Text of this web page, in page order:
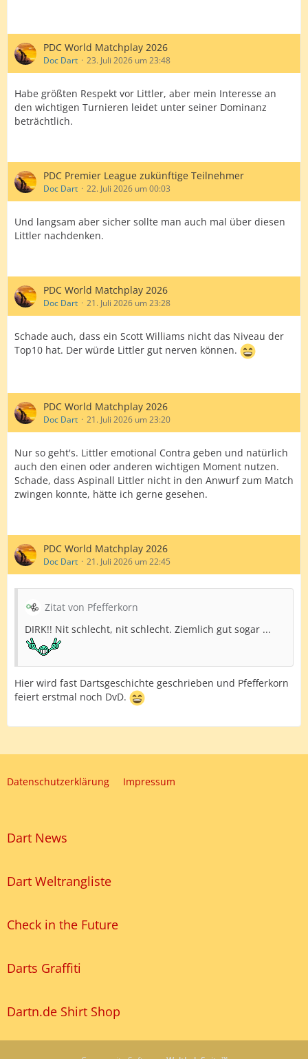
PDC World Matchplay 2026
Doc Dart 23. Juli 2026 um 23:48
Habe größten Respekt vor Littler, aber mein Interesse an
den wichtigen Turnieren leidet unter seiner Dominanz
beträchtlich.
PDC Premier League zukünftige Teilnehmer
Doc Dart 22. Juli 2026 um 00:03
Und langsam aber sicher sollte man auch mal über diesen
Littler nachdenken.
PDC World Matchplay 2026
Doc Dart 21. Juli 2026 um 23:28
Schade auch, dass ein Scott Williams nicht das Niveau der
Top10 hat. Der würde Littler gut nerven können.
PDC World Matchplay 2026
Doc Dart 21. Juli 2026 um 23:20
Nur so geht's. Littler emotional Contra geben und natürlich
auch den einen oder anderen wichtigen Moment nutzen.
Schade, dass Aspinall Littler nicht in den Anwurf zum Match
zwingen konnte, hätte ich gerne gesehen.
PDC World Matchplay 2026
Doc Dart 21. Juli 2026 um 22:45
Zitat von Pfefferkorn
DIRK!! Nit schlecht, nit schlecht. Ziemlich gut sogar ...
Hier wird fast Dartsgeschichte geschrieben und Pfefferkorn
feiert erstmal noch DvD.
Datenschutzerklärung Impressum
Dart News
Dart Weltrangliste
Check in the Future
Darts Graffiti
Dartn.de Shirt Shop